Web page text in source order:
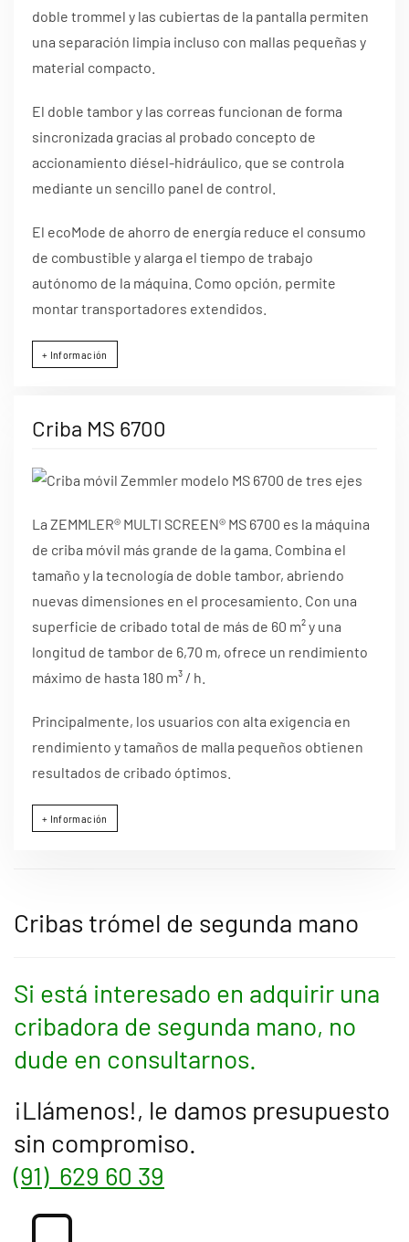
doble trommel y las cubiertas de la pantalla permiten
una separación limpia incluso con mallas pequeñas y
material compacto.
El doble tambor y las correas funcionan de forma
sincronizada gracias al probado concepto de
accionamiento diésel-hidráulico, que se controla
mediante un sencillo panel de control.
El ecoMode de ahorro de energía reduce el consumo
de combustible y alarga el tiempo de trabajo
autónomo de la máquina. Como opción, permite
montar transportadores extendidos.
+ Información
Criba MS 6700
La ZEMMLER® MULTI SCREEN® MS 6700 es la máquina
de criba móvil más grande de la gama. Combina el
tamaño y la tecnología de doble tambor, abriendo
nuevas dimensiones en el procesamiento. Con una
superficie de cribado total de más de 60 m² y una
longitud de tambor de 6,70 m, ofrece un rendimiento
máximo de hasta 180 m³ / h.
Principalmente, los usuarios con alta exigencia en
rendimiento y tamaños de malla pequeños obtienen
resultados de cribado óptimos.
+ Información
Cribas trómel de segunda mano
Si está interesado en adquirir una
cribadora de segunda mano, no
dude en consultarnos.
¡Llámenos!, le damos presupuesto
sin compromiso.
(91) 629 60 39